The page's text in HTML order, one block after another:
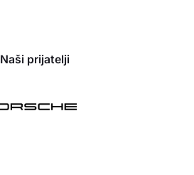
Naši prijatelji